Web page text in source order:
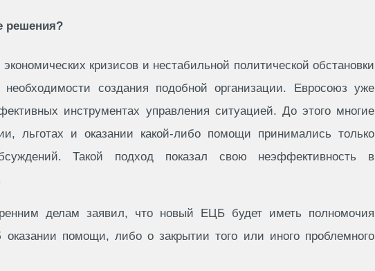
решения?
кризисов и нестабильной политической обстановки
создания подобной организации. Евросоюз уже
инструментах управления ситуацией. До этого многие
льготах и оказании какой-либо помощи принимались только
Такой подход показал свою неэффективность в
делам заявил, что новый ЕЦБ будет иметь полномочия
помощи, либо о закрытии того или иного проблемного